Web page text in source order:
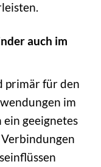
auch im
primär für den
im
geeignetes